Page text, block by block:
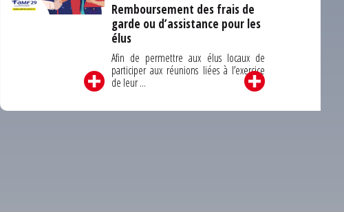
Remboursement des frais de
garde ou d’assistance pour les
élus
Afin de permettre aux élus locaux de
participer aux réunions liées à l’exercice
de leur ...